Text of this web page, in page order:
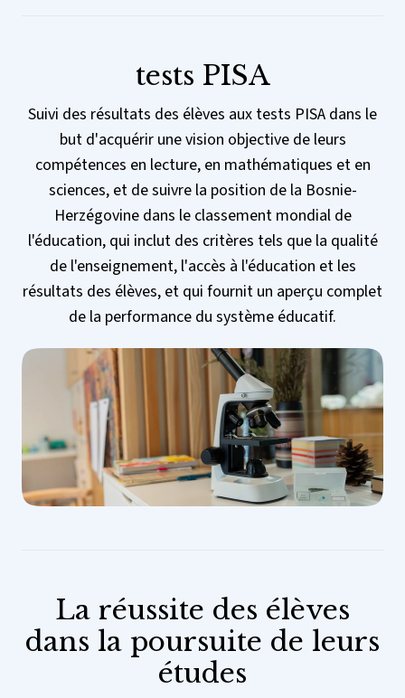
tests PISA
Suivi des résultats des élèves aux tests PISA dans le
but d'acquérir une vision objective de leurs
compétences en lecture, en mathématiques et en
sciences, et de suivre la position de la Bosnie-
Herzégovine dans le classement mondial de
l'éducation, qui inclut des critères tels que la qualité
de l'enseignement, l'accès à l'éducation et les
résultats des élèves, et qui fournit un aperçu complet
de la performance du système éducatif.
La réussite des élèves
dans la poursuite de leurs
études